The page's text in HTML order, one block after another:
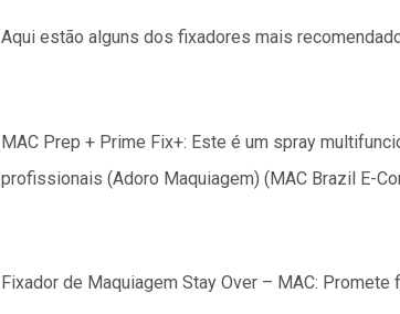
Aqui estão alguns dos fixadores mais
MAC Prep + Prime Fix+: Este é um spray
profissionais​ (Adoro Maquiagem)​​ (MAC Brazil E-
Fixador de Maquiagem Stay Over – MAC: